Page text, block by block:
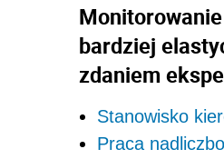
bardziej
zdaniem
Stanowisko
Praca